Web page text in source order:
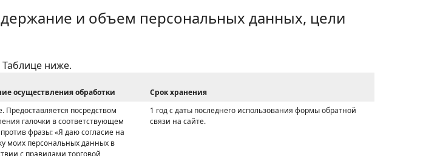
и объем персональных данных, цели
ниже.
осуществления обработки
Срок хранения
Предоставляется посредством
галочки в соответствующем
фразы: «Я даю согласие на
моих персональных данных в
с правилами торговой
1 год с даты последнего использования формы обратной
связи на сайте.